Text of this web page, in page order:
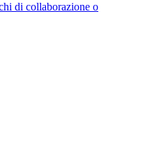
di collaborazione o